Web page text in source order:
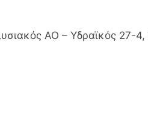
ΑΟ – Υδραϊκός 27-4,